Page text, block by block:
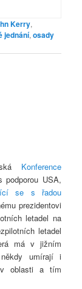
Kerry,
jednání,osady
Konference
USA,
se s řadou
prezidentovi
letadel na
letadel
má v jižním
umírají i
v oblasti a tím